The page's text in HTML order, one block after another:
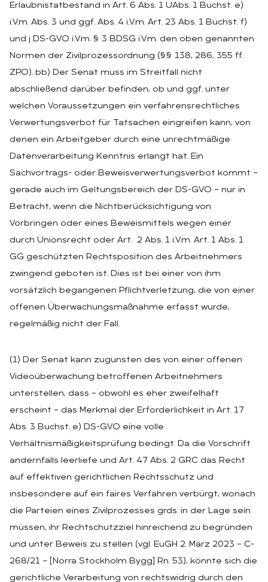
Erlaubnistatbestand in Art. 6 Abs. 1 UAbs. 1 Buchst. e)
i.V.m. Abs. 3 und ggf. Abs. 4 i.V.m. Art. 23 Abs. 1 Buchst. f)
und j DS-GVO i.V.m. § 3 BDSG i.V.m. den oben genannten
Normen der Zivilprozessordnung (§§ 138, 286, 355 ff.
ZPO). bb) Der Senat muss im Streitfall nicht
abschließend darüber befinden, ob und ggf. unter
welchen Voraussetzungen ein verfahrensrechtliches
Verwertungsverbot für Tatsachen eingreifen kann, von
denen ein Arbeitgeber durch eine unrechtmäßige
Datenverarbeitung Kenntnis erlangt hat. Ein
Sachvortrags- oder Beweisverwertungsverbot kommt –
gerade auch im Geltungsbereich der DS-GVO – nur in
Betracht, wenn die Nichtberücksichtigung von
Vorbringen oder eines Beweismittels wegen einer
durch Unionsrecht oder Art. 2 Abs. 1 i.V.m. Art. 1 Abs. 1
GG geschützten Rechtsposition des Arbeitnehmers
zwingend geboten ist. Dies ist bei einer von ihm
vorsätzlich begangenen Pflichtverletzung, die von einer
offenen Überwachungsmaßnahme erfasst wurde,
regelmäßig nicht der Fall.
(1) Der Senat kann zugunsten des von einer offenen
Videoüberwachung betroffenen Arbeitnehmers
unterstellen, dass – obwohl es eher zweifelhaft
erscheint – das Merkmal der Erforderlichkeit in Art. 17
Abs. 3 Buchst. e) DS-GVO eine volle
Verhältnismäßigkeitsprüfung bedingt. Da die Vorschrift
andernfalls leerliefe und Art. 47 Abs. 2 GRC das Recht
auf effektiven gerichtlichen Rechtsschutz und
insbesondere auf ein faires Verfahren verbürgt, wonach
die Parteien eines Zivilprozesses grds. in der Lage sein
müssen, ihr Rechtschutzziel hinreichend zu begründen
und unter Beweis zu stellen (vgl. EuGH 2. März 2023 – C-
268/21 – [Norra Stockholm Bygg] Rn. 53), könnte sich die
gerichtliche Verarbeitung von rechtswidrig durch den